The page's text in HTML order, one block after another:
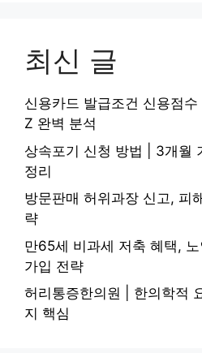
최신 글
신용카드 발급조건 신용점
Z 완벽 분석
상속포기 신청 방법 | 3개월
정리
방문판매 허위과장 신고, 피
략
만65세 비과세 저축 혜택,
가입 전략
허리통증한의원 | 한의학적
지 핵심